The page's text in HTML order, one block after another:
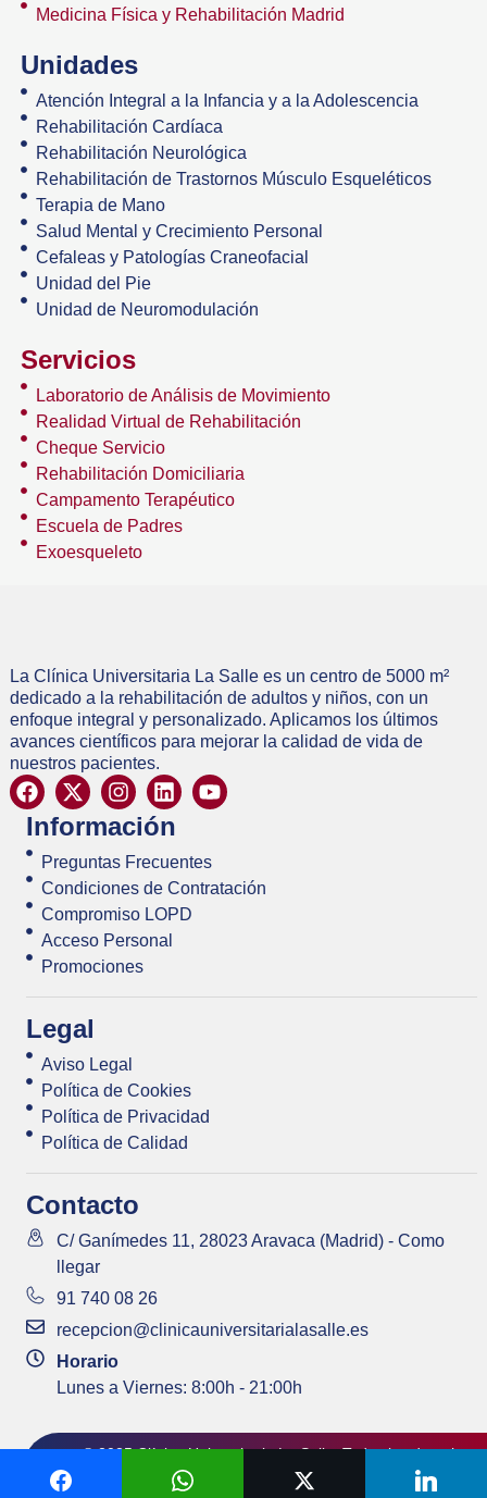
Medicina Física y Rehabilitación Madrid
Unidades
Atención Integral a la Infancia y a la Adolescencia
Rehabilitación Cardíaca
Rehabilitación Neurológica
Rehabilitación de Trastornos Músculo Esqueléticos
Terapia de Mano
Salud Mental y Crecimiento Personal
Cefaleas y Patologías Craneofacial
Unidad del Pie
Unidad de Neuromodulación
Servicios
Laboratorio de Análisis de Movimiento
Realidad Virtual de Rehabilitación
Cheque Servicio
Rehabilitación Domiciliaria
Campamento Terapéutico
Escuela de Padres
Exoesqueleto
La Clínica Universitaria La Salle es un centro de 5000 m²
dedicado a la rehabilitación de adultos y niños, con un
enfoque integral y personalizado. Aplicamos los últimos
avances científicos para mejorar la calidad de vida de
nuestros pacientes.
Información
Preguntas Frecuentes
Condiciones de Contratación
Compromiso LOPD
Acceso Personal
Promociones
Legal
Aviso Legal
Política de Cookies
Política de Privacidad
Política de Calidad
Contacto
C/ Ganímedes 11, 28023 Aravaca (Madrid) - Como
llegar
91 740 08 26
recepcion@clinicauniversitarialasalle.es
Horario
Lunes a Viernes: 8:00h - 21:00h
© 2025 Clínica Universitaria La Salle. Todos los derechos
reservados.
Agencia de Marketing
Whatsapp Pedir Cita